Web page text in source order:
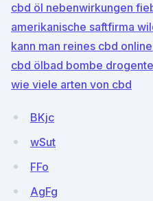
cbd öl nebenwirkungen
amerikanische saftfirma
kann man reines cbd
cbd ölbad bombe
wie viele arten von cbd
BKjc
wSut
FFo
AgFg